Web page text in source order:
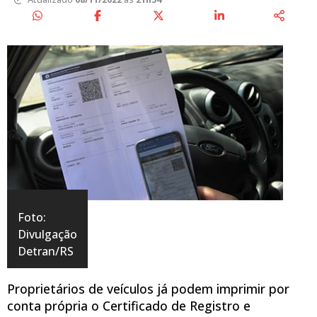
Foto:
Divulgação
Detran/RS
Proprietários de veículos já podem imprimir por
conta própria o Certificado de Registro e